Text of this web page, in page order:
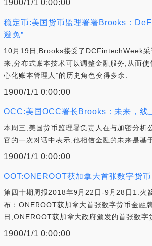
1900/1/1 0:00:00
稳定币:美国货币监理署署Brooks：
避免”
10月19日,Brooks接受了DCFintechWeek采
来,分布式账本技术可以调整金融服务,从而使
心化账本管理人”的历史角色变得多余.
1900/1/1 0:00:00
OCC:美国OCC署长Brooks：未来，线
本周三,美国货币监理署负责人在与加密分析
官的一次对话中表示,他相信金融的未来是基
1900/1/1 0:00:00
OOT:ONEROOT获加拿大首张数字货
第四十期周报2018年9月22日-9月28日1.火
布：ONEROOT获加拿大首张数字货币金融
日,ONEROOT获加拿大政府颁发的首张数字
1900/1/1 0:00:00